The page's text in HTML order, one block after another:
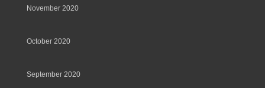
November 2020
October 2020
September 2020